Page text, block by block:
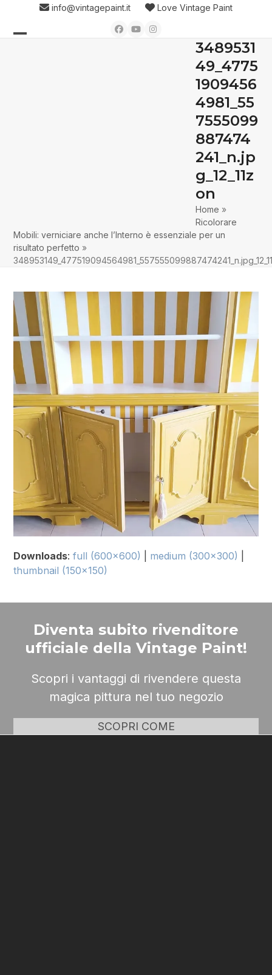
content
info@vintagepaint.it Love Vintage Paint
Facebook
YouTubeInstagram
3489531
49_4775
1909456
4981_55
7555099
887474
241_n.jp
g_12_11z
on
Home »
Ricolorare
Mobili: verniciare anche l’Interno è essenziale per un
risultato perfetto »
Downloads:full (600x600) medium (300x300)
thumbnail (150x150)
Diventa subito rivenditore
ufficiale della Vintage Paint!
Scopri i vantaggi di rivendere questa
magica pittura nel tuo negozio
SCOPRI COME